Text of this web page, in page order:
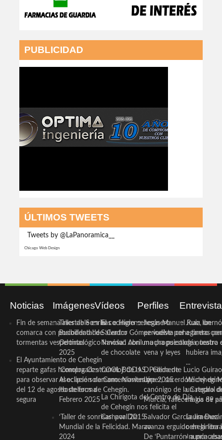
PUBLICIDAD
ÚLTIMOS TWEETS
Tweets by @LaPanoramica__
Chicago Web Design
Noticias
Fin de semana inestable en la
comarca con posibilidad de
tormentas vespertinas
El Ayuntamiento de Cehegín
reparte gafas homologadas
para observar el eclipse solar
del 12 de agosto de forma
segura
Imágenes
Taller de Sonrisas e Higiene
Bucodental de ‘Centro
Odontológico Innova’. Abril
2025
‘Compra Contrarreloj’ de la
Asociación de Comerciantes y
Hosteleros de Cehegín.
Febrero 2025
‘Taller de sonrisas’ por Día
Mundial de la Felicidad. Marzo
2024
Vídeos
El cocinero ceheginero
Salvador Gómez vuelve por
Navidad con una propuesta
de chocolate
COOL BODAS. Pedida de
mano. Noviembre 2015
La Chirigota del Centro de Día
de Cehegín nos felicita el
Carnaval 2015
Perfiles
Jesús Manuel Ruiz, un
periodista ceheginero con
mucha psicología, teatro
vena y leyes
D. Clemente Lucio Guirao
López, sacerdote
canónigo de la Catedral
Murcia, fallece a los 89
Salvador García Jiménez
avanza erguido en la
De ‘Puntarrón’ a
Juan
a tantas
de nuestra
hubiera
...
Wichy de
un regalo
magia de
Laura
ceheginera
«nunca